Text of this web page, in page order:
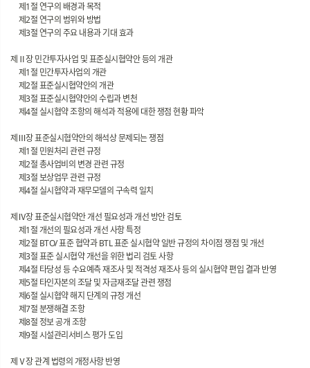
제1절 연구의 배경과 목적
제2절 연구의 범위와 방법
제3절 연구의 주요 내용과 기대 효과
제Ⅱ장 민간투자사업 및 표준실시협약안 등의 개관
제1절 민간투자사업의 개관
제2절 표준실시협약안의 개관
제3절 표준실시협약안의 수립과 변천
제4절 실시협약 조항의 해석과 적용에 대한 쟁점 현황 파악
제Ⅲ장 표준실시협약안의 해석상 문제되는 쟁점
제1절 민원처리 관련 규정
제2절 총사업비의 변경 관련 규정
제3절 보상업무 관련 규정
제4절 실시협약과 재무모델의 구속력 일치
제Ⅳ장 표준실시협약안 개선 필요성과 개선 방안 검토
제1절 개선의 필요성과 개선 사항 특정
제2절 BTO/ 표준 협약과 BTL 표준 실시협약 일반 규정의 차이점 쟁점 및 개선
제3절 표준 실시협약 개선을 위한 법리 검토 사항
제4절 타당성 등 수요예측 재조사 및 적격성 재조사 등의 실시협약 편입 결과 반영
제5절 타인자본의 조달 및 자금재조달 관련 쟁점
제6절 실시협약 해지 단계의 규정 개선
제7절 분쟁해결 조항
제8절 정보 공개 조항
제9절 시설관리서비스 평가 도입
제Ⅴ장 관계 법령의 개정사항 반영